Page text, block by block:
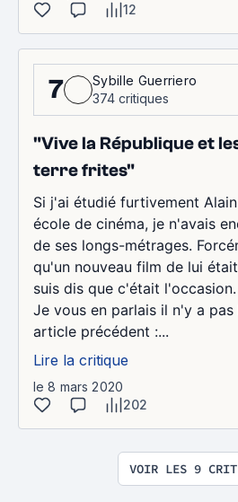
12
7
Sybille Guerriero
374 critiques
"Vive la République et
terre frites"
Si j'ai étudié furtivement
école de cinéma, je n'avais
de ses longs-métrages.
qu'un nouveau film de lui
suis dis que c'était l'occasion.
Je vous en parlais il n'y a
article précédent :...
Lire la critique
le 8 mars 2020
202
VOIR LES 9